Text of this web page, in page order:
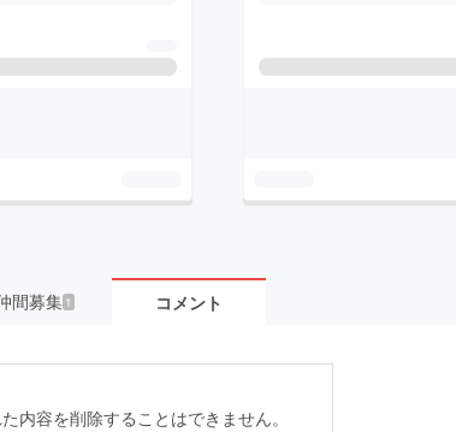
間募集 1 コメント
内容を削除することはできません。